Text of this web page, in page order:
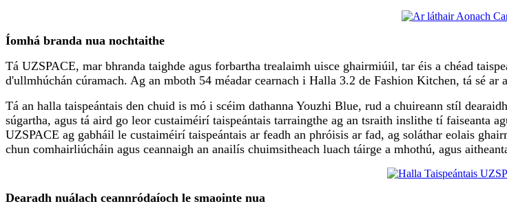
Íomhá branda nua nochtaithe
Tá UZSPACE, mar bhranda taighde agus forbartha trealaimh uisce ghairmiúil, tar éis a chéad
d'ullmhúchán cúramach. Ag an mboth 54 méadar cearnach i Halla 3.2 de Fashion Kitchen, tá sé
Tá an halla taispeántais den chuid is mó i scéim dathanna Youzhi Blue, rud a chuireann stíl
súgartha, agus tá aird go leor custaiméirí taispeántais tarraingthe ag an tsraith inslithe tí faiseanta
UZSPACE ag gabháil le custaiméirí taispeántais ar feadh an phróisis ar fad, ag soláthar eolais
chun comhairliúcháin agus ceannaigh an anailís chuimsitheach luach táirge a mhothú, agus
Dearadh nuálach ceannródaíoch le smaointe nua